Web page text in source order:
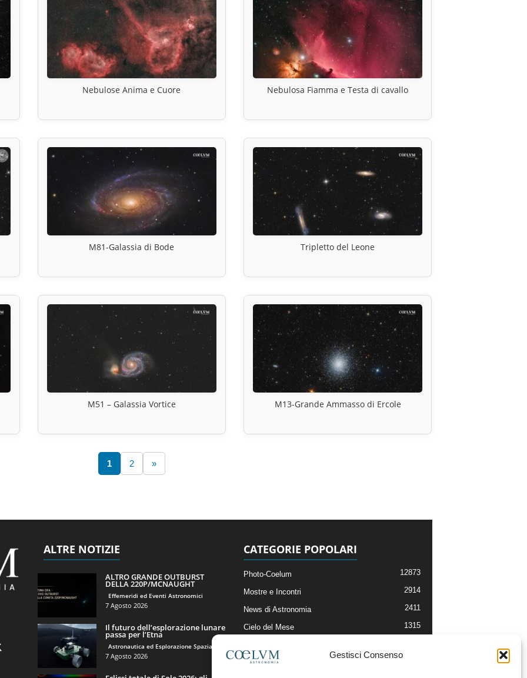
Gestisci Consenso
Nebulose Anima e Cuore Nebulosa Fiamma e Testa di cavallo
M81-Galassia di Bode Tripletto del Leone
M51 – Galassia Vortice M13-Grande Ammasso di Ercole
1 2 »
ALTRE NOTIZIE
ALTRO GRANDE OUTBURST
DELLA 220P/MCNAUGHT
Effemeridi ed Eventi Astronomici
7 Agosto 2026
Il futuro dell’esplorazione lunare
passa per l’Etna
Astronautica ed Esplorazione Spaziale
7 Agosto 2026
CATEGORIE POPOLARI
Photo-Coelum 12873
Mostre e Incontri 2914
News di Astronomia 2411
Cielo del Mese 1315
Articoli e Risorse On-Line